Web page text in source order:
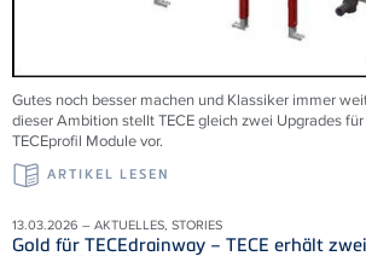
Gutes noch besser machen und Klassiker immer
dieser Ambition stellt TECE gleich zwei Upgrades
TECEprofil Module vor.
ARTIKEL LESEN
13.03.2026 – AKTUELLES, STORIES
Gold für TECEdrainway – TECE erhält zwei